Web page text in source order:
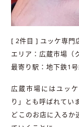
[ 2件目 ] ユッケ専門
エリア：広蔵市場（
最寄り駅：地下鉄1
広蔵市場にはユッ
り」とも呼ばれてい
どこのお店に入るか